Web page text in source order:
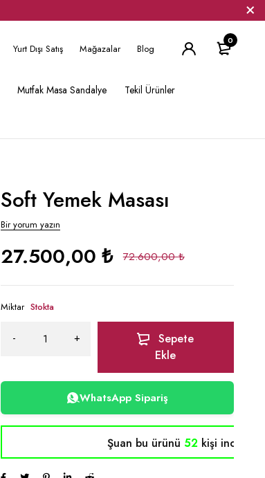
Yurt Dışı Satış Mağazalar Blog
0
Mutfak Masa Sandalye
Tekil Ürünler
Soft Yemek Masası
Bir yorum yazın
72.600,00₺
27.500,00 ₺
Miktar Stokta
Sepete
Ekle
WhatsApp Sipariş
Şuan bu ürünü 52 kişi inceliyor